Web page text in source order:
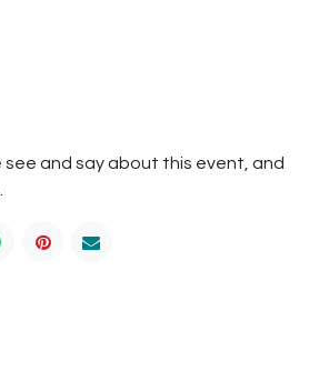
and say about this event, and